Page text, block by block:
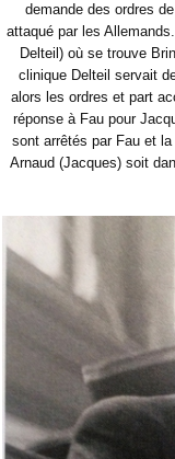
demande des ordres
attaqué par les
Delteil) où se trouve
clinique Delteil servait
alors les ordres et part
réponse à Fau pour
sont arrêtés par Fau et
Arnaud (Jacques) soit